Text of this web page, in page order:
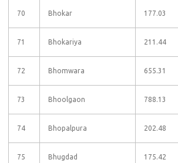
70 Bhokar 177.03
71 Bhokariya 211.44
72 Bhomwara 655.31
73 Bhoolgaon 788.13
74 Bhopalpura 202.48
75 Bhugdad 175.42